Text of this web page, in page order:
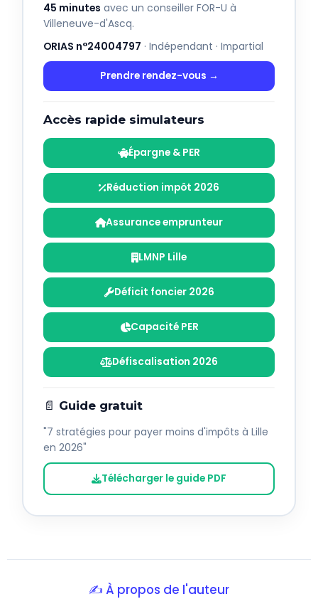
45 minutes avec un conseiller FOR-U à
Villeneuve-d'Ascq.
ORIAS n°24004797 · Indépendant · Impartial
Prendre rendez-vous →
Accès rapide simulateurs
Épargne & PER
Réduction impôt 2026
Assurance emprunteur
LMNP Lille
Déficit foncier 2026
Capacité PER
Défiscalisation 2026
📄 Guide gratuit
"7 stratégies pour payer moins d'impôts à Lille
en 2026"
Télécharger le guide PDF
✍️ À propos de l'auteur